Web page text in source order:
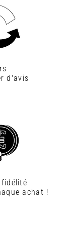
d'avis
fidélité
achat !